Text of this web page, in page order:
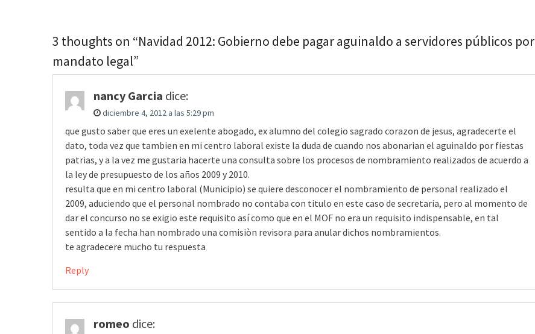
3 thoughts on “Navidad 2012: Gobierno debe pagar aguinaldo a servidores públicos por
mandato legal”
nancy Garcia dice:
diciembre 4, 2012 a las 5:29 pm
que gusto saber que eres un exelente abogado, ex alumno del colegio sagrado corazon de jesus, agradecerte el
dato, toda vez que tambien en mi centro laboral existe la duda de cuando nos abonarian el aguinaldo por fiestas
patrias, y a la vez me gustaria hacerte una consulta sobre los procesos de nombramiento realizados de acuerdo a
la ley de presupuesto de los años 2009 y 2010.
resulta que en mi centro laboral (Municipio) se quiere desconocer el nombramiento de personal realizado el
2009, aduciendo que el personal nombrado no contaba con titulo en este caso de secretaria, pero al momento de
dar el concurso no se exigio este requisito así como que en el MOF no era un requisito indispensable, en tal
sentido a la fecha han nombrado una comisiòn revisora para anular dichos nombramientos.
te agradecere mucho tu respuesta
Reply
romeo dice: